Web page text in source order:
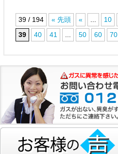
39 / 194 « 先頭 « 10
39
40 41 50 60 70